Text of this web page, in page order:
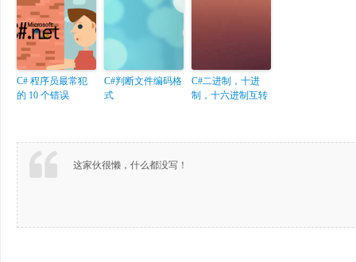
C# 程序员最常犯
的 10 个错误
C#判断文件编码格
式
C#二进制，十进
制，十六进制互转
这家伙很懒，什么都没写！